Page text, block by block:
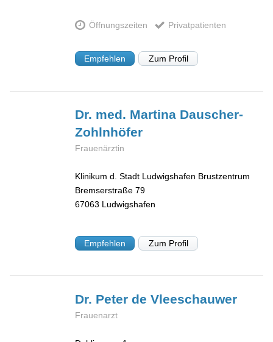
Öffnungszeiten Privatpatienten
Empfehlen Zum Profil
Dr. med. Martina Dauscher-
Zohlnhöfer
Frauenärztin
Klinikum d. Stadt Ludwigshafen Brustzentrum
Bremserstraße 79
67063 Ludwigshafen
Empfehlen Zum Profil
Dr. Peterde Vleeschauwer
Frauenarzt